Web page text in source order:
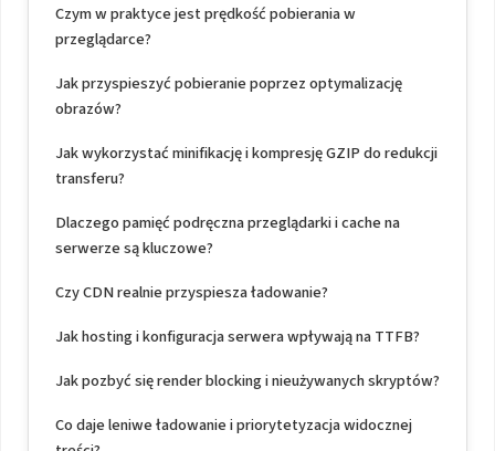
Czym w praktyce jest prędkość pobierania w
przeglądarce?
Jak przyspieszyć pobieranie poprzez optymalizację
obrazów?
Jak wykorzystać minifikację i kompresję GZIP do redukcji
transferu?
Dlaczego pamięć podręczna przeglądarki i cache na
serwerze są kluczowe?
Czy CDN realnie przyspiesza ładowanie?
Jak hosting i konfiguracja serwera wpływają na TTFB?
Jak pozbyć się render blocking i nieużywanych skryptów?
Co daje leniwe ładowanie i priorytetyzacja widocznej